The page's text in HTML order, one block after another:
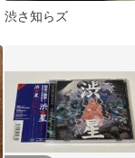
渋さ知らズ